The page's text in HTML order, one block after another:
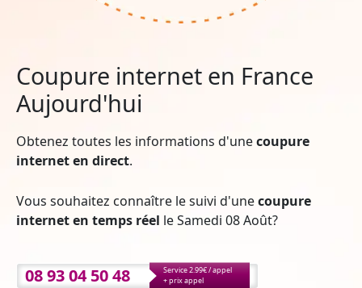
Coupure internet en France
Aujourd'hui
Obtenez toutes les informations d'unecoupure
internet en direct.
Vous souhaitez connaître le suivi d'unecoupure
internet en temps réel le Samedi 08 Août?
08 93 04 50 48
Service 2.99€ / appel
+ prix appel